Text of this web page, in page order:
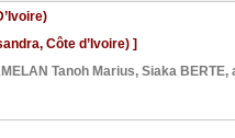
Côte d’Ivoire) ]
Tanoh Marius, Siaka BERTE,